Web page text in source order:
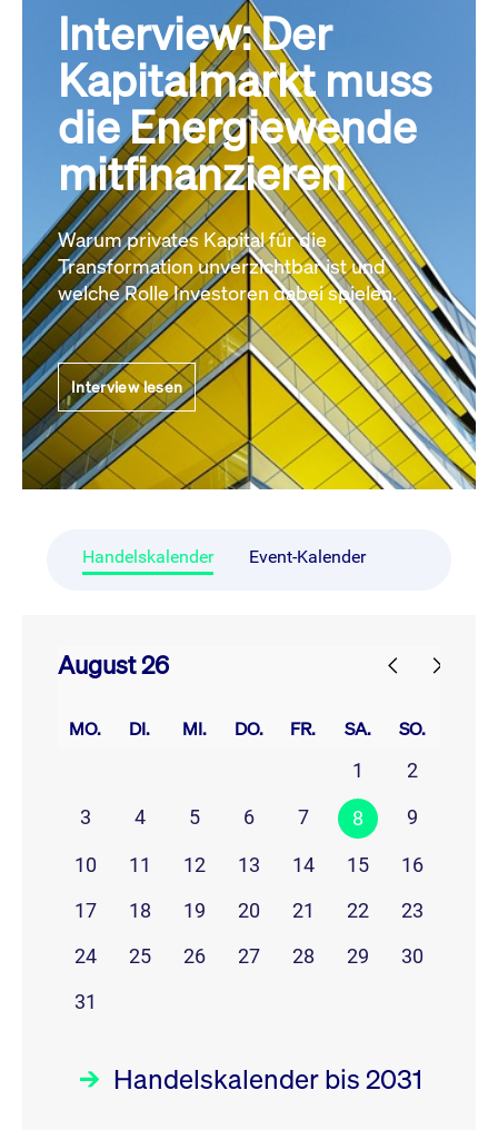
Interview: Der
Kapitalmarkt muss
die Energiewende
mitfinanzieren
Warum privates Kapital für die
Transformation unverzichtbar ist und
welche Rolle Investoren dabei spielen.
Interview lesen
Handelskalender Event-Kalender
August 26
MO. DI. MI. DO. FR. SA. SO.
1
2
3
4 5 6 7 8 9
10 11 12 13 14 15
16
17
18 19 20 21 22
23
24
25 26 27 28 29
30
31
Handelskalender bis 2031